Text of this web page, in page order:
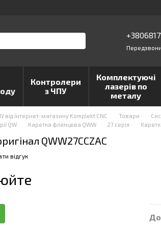
Контролери
з ЧПУ
Комплектуючі
лазерів по
металу
від Інтернет-магазину Komplekt CNC Товари
QW
Каретка фланцева QWW 27 серія
QWW27CCZAC
відгук